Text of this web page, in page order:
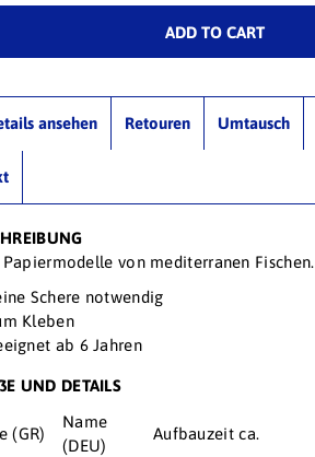
ansehen Retouren Umtausch
von mediterranen Fischen.
Schere notwendig
Kleben
ab 6 Jahren
UND DETAILS
(GR)
Name
(DEU)
Aufbauzeit ca.